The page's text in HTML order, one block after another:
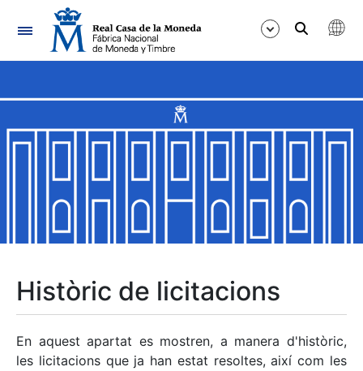
Navegació
Mostra/Amaga
Mostra/Amaga
Mostra/Amaga
Històric de licitacions
En aquest apartat es mostren, a manera d'històric,
les licitacions que ja han estat resoltes, així com les